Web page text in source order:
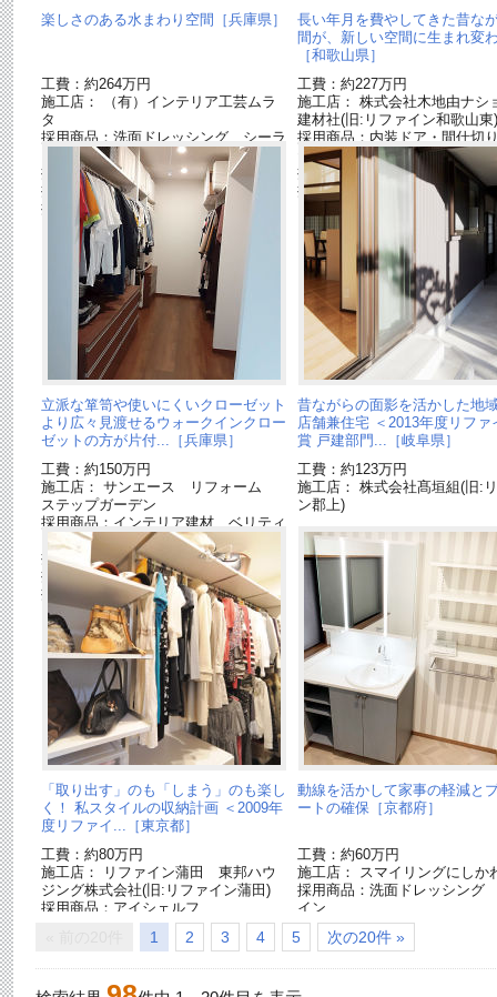
楽しさのある水まわり空間［兵庫県］
工費：約264万円
施工店： （有）インテリア工芸ムラ
タ
採用商品：洗面ドレッシング シーラ
採用商品：LED照明 美ルック
採用商品：内装ドア ベリティス
採用商品：Archi-spec YUKA
長い年月を費やしてきた昔な
間が、新しい空間に生まれ変
［和歌山県］
工費：約227万円
施工店： 株式会社木地由ナシ
建材社(旧:リファイン和歌山東)
採用商品：内装ドア・間仕切
ティス
採用商品：床材 フィットフ
採用商品：造作部材 ベリテ
立派な箪笥や使いにくいクローゼット
より広々見渡せるウォークインクロー
ゼットの方が片付...［兵庫県］
工費：約150万円
施工店： サンエース リフォーム
ステップガーデン
採用商品：インテリア建材 ベリティ
採用商品：内装ドア ベリティス
採用商品：照明器具
採用商品：床材 ベリティス
昔ながらの面影を活かした地
店舗兼住宅 ＜2013年度リファ
賞 戸建部門...［岐阜県］
工費：約123万円
施工店： 株式会社髙垣組(旧:
ン郡上)
「取り出す」のも「しまう」のも楽し
く！ 私スタイルの収納計画 ＜2009年
度リファイ...［東京都］
工費：約80万円
施工店： リファイン蒲田 東邦ハウ
ジング株式会社(旧:リファイン蒲田)
採用商品：アイシェルフ
動線を活かして家事の軽減と
ートの確保［京都府］
工費：約60万円
施工店： スマイリングにしか
採用商品：洗面ドレッシング
イン
採用商品：フローリング ア
ックシリーズ
1 2 3 4 5 次の20件 »